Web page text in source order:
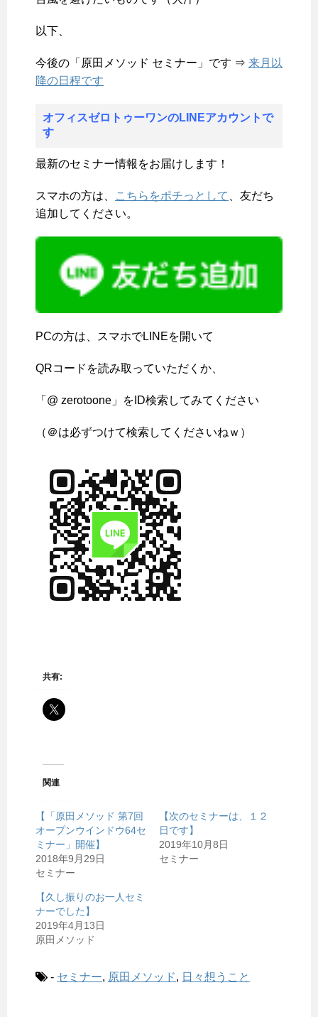
以下、
今後の「原田メソッド セミナー」です ⇒ 来月以
降の日程です
オフィスゼロトゥーワンのLINEアカウントで
す
最新のセミナー情報をお届けします！
スマホの方は、 こちらをポチっとして
、友だち
追加してください。
PCの方は、スマホでLINEを開いて
QRコードを読み取っていただくか、
「@ zerotoone」をID検索してみてください
（＠は必ずつけて検索してくださいねｗ）
共有:
関連
【「原田メソッド 第7回
オープンウインドウ64セ
ミナー」開催】
2018年9月29日
セミナー
【次のセミナーは、１２
日です】
2019年10月8日
セミナー
【久し振りのお一人セミ
ナーでした】
2019年4月13日
原田メソッド
- セミナー, 原田メソッド, 日々想うこと